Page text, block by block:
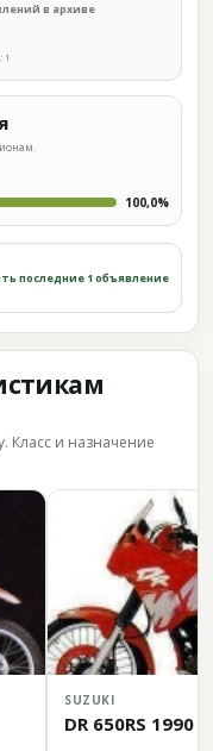
в архиве
1
100,0%
последние 1 объявление
и назначение
SUZUKI
DR 650RS 1990